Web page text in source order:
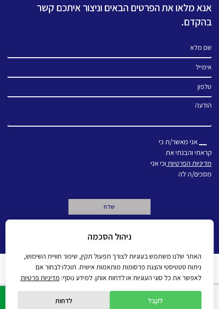
אנא מלאו את הפרטים הבאים וניצור איתכם קשר
בהקדם.
שם מלא
אימייל
טלפון
הודעה
אני מאשר/ת כי
קראתי והבנתי את
מדיניות הפרטיות וכי אני
מסכים/ה לה
מדיניות פרטיות הצהרת נגישות
All rights reserved Gadot 2022 - 2026 Created by
ניהול הסכמה
האתר שלנו משתמש בעוגיות לצורך תפעול תקין, שיפור חוויית השימוש,
ניתוח סטטיסטי והצגת פרסומות מותאמות אישית. תוכלו לבחור אם
לאפשר את כל סוגי העוגיות או לדחות אותן. למידע נוסף: מדיניות פרטיות
לקבל לדחות